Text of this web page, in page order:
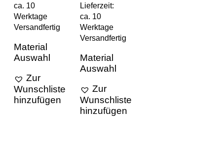
ca. 10
Werktage
Versandfertig
Material
Auswahl
Zur
Wunschliste
hinzufügen
Lieferzeit:
ca. 10
Werktage
Versandfertig
Material
Auswahl
Zur
Wunschliste
hinzufügen